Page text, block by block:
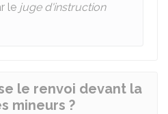
le juge d'instruction
le renvoi devant la
mineurs ?